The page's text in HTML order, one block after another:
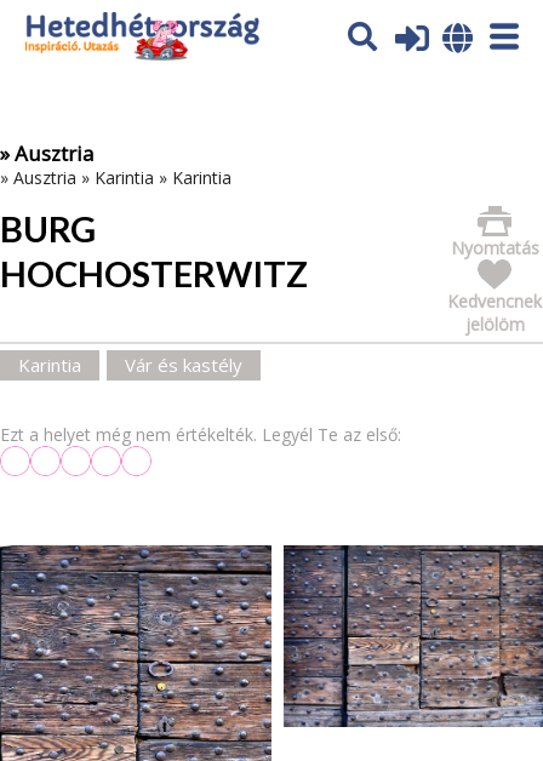
Az oldal sütiket (cookies) használ. További tájékoztatás itt:
Adatvédelmi tájékoztató
» Ausztria
» Ausztria » Karintia » Karintia
BURG
HOCHOSTERWITZ
Nyomtatás
Kedvencnek
jelölöm
Karintia Vár és kastély
Ezt a helyet még nem értékelték. Legyél Te az első: